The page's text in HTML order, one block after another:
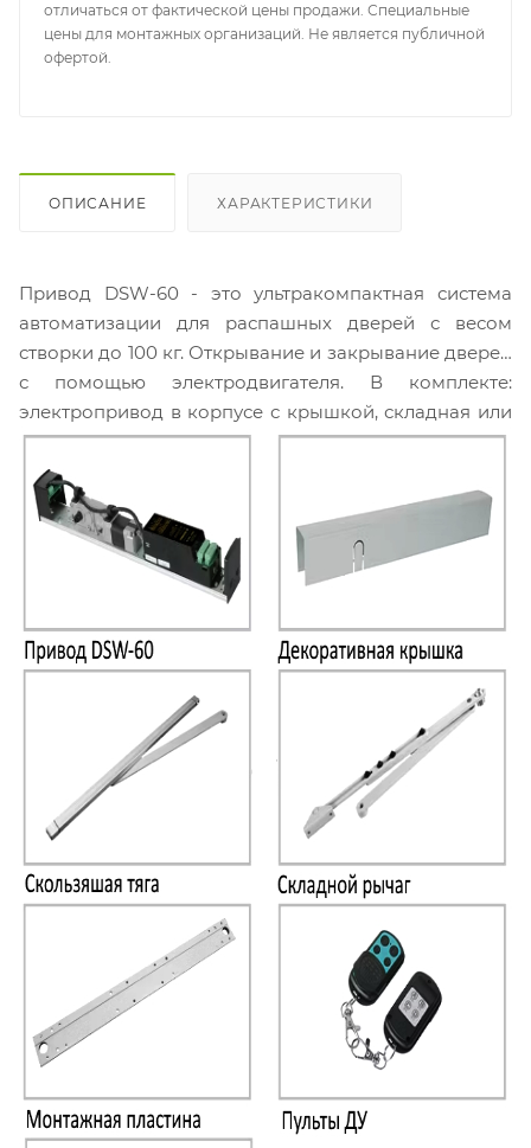
отличаться от фактической цены продажи. Специальные
цены для монтажных организаций. Не является публичной
офертой.
ОПИСАНИЕ ХАРАКТЕРИСТИКИ
Привод DSW-60 - это ультракомпактная система
автоматизации для распашных дверей с весом
створки до 100 кг. Открывание и закрывание дверей
с помощью электродвигателя. В комплекте:
электропривод в корпусе с крышкой, складная или
скользящая тяга на выбор, пульт дистанционного
управления (2шт) и программатор.